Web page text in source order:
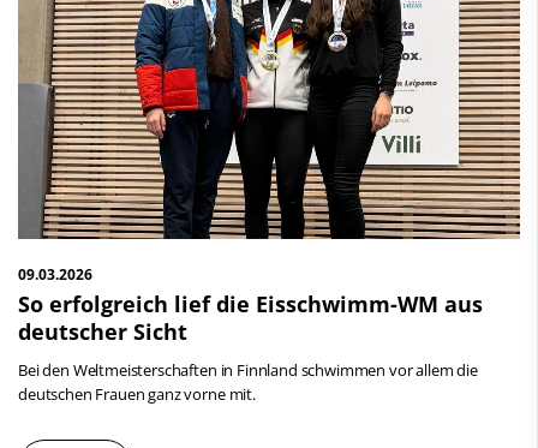
09.03.2026
So erfolgreich lief die Eisschwimm-WM aus
deutscher Sicht
Bei den Weltmeisterschaften in Finnland schwimmen vor allem die
deutschen Frauen ganz vorne mit.